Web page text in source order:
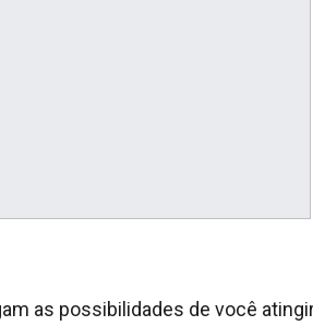
as possibilidades de você